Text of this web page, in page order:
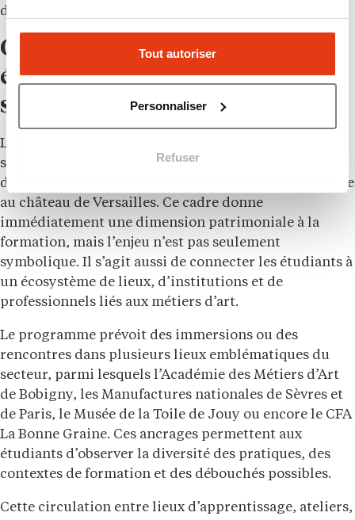
Tout autoriser
Personnaliser
Refuser
dispositif.
Campus Versailles, un
écosystème au service des
savoir-faire
La Prépa MAX s’inscrit dans un environnement
singulier. Portée par Campus Versailles, elle se
déploie notamment dans la Grande Écurie du Roi, face
au château de Versailles. Ce cadre donne
immédiatement une dimension patrimoniale à la
formation, mais l’enjeu n’est pas seulement
symbolique. Il s’agit aussi de connecter les étudiants à
un écosystème de lieux, d’institutions et de
professionnels liés aux métiers d’art.
Le programme prévoit des immersions ou des
rencontres dans plusieurs lieux emblématiques du
secteur, parmi lesquels l’Académie des Métiers d’Art
de Bobigny, les Manufactures nationales de Sèvres et
de Paris, le Musée de la Toile de Jouy ou encore le CFA
La Bonne Graine. Ces ancrages permettent aux
étudiants d’observer la diversité des pratiques, des
contextes de formation et des débouchés possibles.
Cette circulation entre lieux d’apprentissage, ateliers,